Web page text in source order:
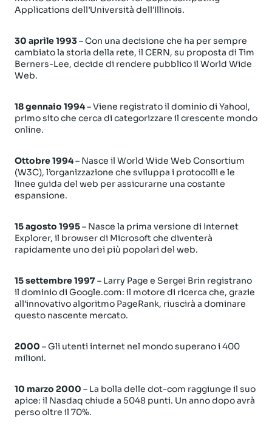
Applications dell’Università dell’Illinois.
30 aprile 1993– Con una decisione che ha per sempre
cambiato la storia della rete, il CERN, su proposta di Tim
Berners-Lee, decide di rendere pubblico il World Wide
Web.
18 gennaio 1994– Viene registrato il dominio di Yahoo!,
primo sito che cerca di categorizzare il crescente mondo
online.
Ottobre 1994– Nasce il World Wide Web Consortium
(W3C), l’organizzazione che sviluppa i protocolli e le
linee guida del web per assicurarne una costante
espansione.
15 agosto 1995– Nasce la prima versione di Internet
Explorer, il browser di Microsoft che diventerà
rapidamente uno dei più popolari del web.
15 settembre 1997– Larry Page e Sergei Brin registrano
il dominio di Google.com: il motore di ricerca che, grazie
all’innovativo algoritmo PageRank, riuscirà a dominare
questo nascente mercato.
2000 – Gli utenti internet nel mondo superano i 400
milioni.
10 marzo 2000 – La bolla delle dot-com raggiunge il suo
apice: il Nasdaq chiude a 5048 punti. Un anno dopo avrà
perso oltre il 70%.